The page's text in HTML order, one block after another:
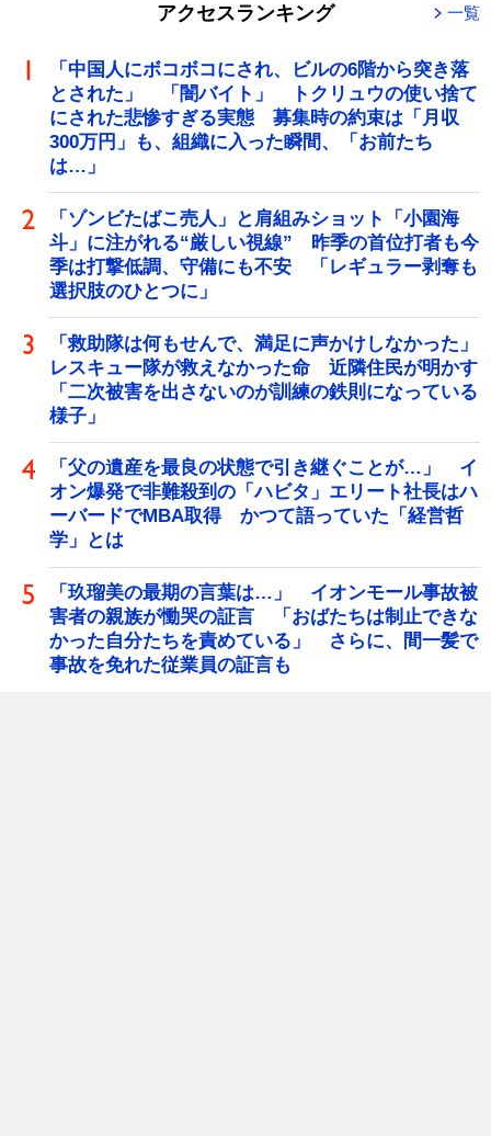
アクセスランキング 一覧
「中国人にボコボコにされ、ビルの6階から突き落
とされた」 「闇バイト」 トクリュウの使い捨て
にされた悲惨すぎる実態 募集時の約束は「月収
300万円」も、組織に入った瞬間、「お前たち
は…」
「ゾンビたばこ売人」と肩組みショット「小園海
斗」に注がれる“厳しい視線” 昨季の首位打者も今
季は打撃低調、守備にも不安 「レギュラー剥奪も
選択肢のひとつに」
「救助隊は何もせんで、満足に声かけしなかった」
レスキュー隊が救えなかった命 近隣住民が明かす
「二次被害を出さないのが訓練の鉄則になっている
様子」
「父の遺産を最良の状態で引き継ぐことが…」 イ
オン爆発で非難殺到の「ハビタ」エリート社長はハ
ーバードでMBA取得 かつて語っていた「経営哲
学」とは
「玖瑠美の最期の言葉は…」 イオンモール事故被
害者の親族が慟哭の証言 「おばたちは制止できな
かった自分たちを責めている」 さらに、間一髪で
事故を免れた従業員の証言も